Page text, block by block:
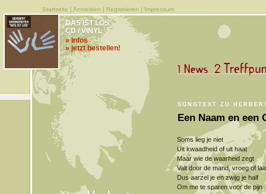
Startseite | Anmelden | Registrieren | Impressum
SONGTEXT ZU
Een Naam en een
DAS IST LOS
CD / VINYL
» Infos
» jetzt bestellen!
Soms lieg je niet
Uit kwaadheid of uit haat
Maar wie de waarheid zegt
Valt door de mand, vroeg of
Dus aarzel je en zwijg je half
Om me te sparen voor de pijn